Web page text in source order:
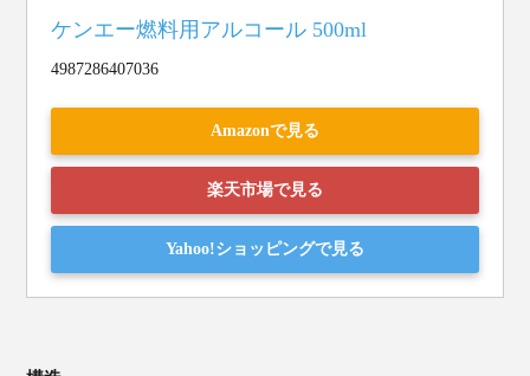
ケンエー燃料用アルコール 500ml
4987286407036
Amazonで見る
楽天市場で見る
Yahoo!ショッピングで見る